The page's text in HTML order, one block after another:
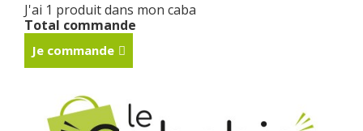
J'ai 1 produit dans mon caba
Total commande
Je commande